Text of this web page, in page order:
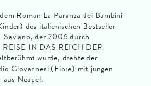
Roman La Paranza dei Bambini
des italienischen Bestseller-
der 2006 durch
IN DAS REICH DER
wurde, drehte der
Giovannesi (Fiore) mit jungen
aus Neapel.